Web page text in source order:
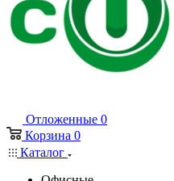
Отложенные 0
Корзина 0
Каталог